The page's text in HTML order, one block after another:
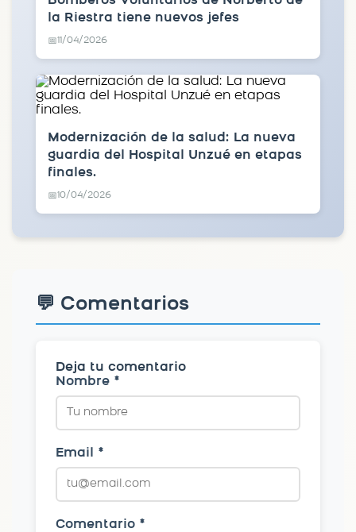
la Riestra tiene nuevos jefes
📅11/04/2026
Modernización de la salud: La nueva
guardia del Hospital Unzué en etapas
finales.
📅10/04/2026
💬 Comentarios
Deja tu comentario
Nombre *
Email *
Comentario *